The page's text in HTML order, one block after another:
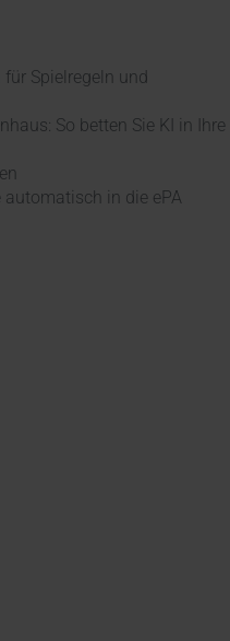
für Spielregeln und
So betten Sie KI in Ihre
in die ePA